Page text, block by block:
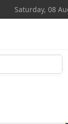
Saturday, 08